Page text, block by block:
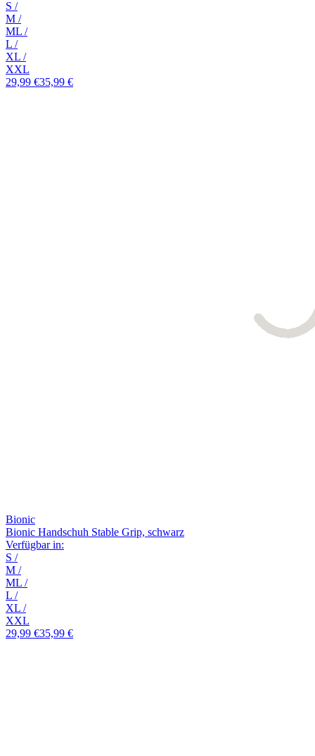
S /
M /
ML /
L /
XL /
XXL
29,99 €35,99 €
Bionic
Bionic Handschuh Stable Grip, schwarz
Verfügbar in:
S /
M /
ML /
L /
XL /
XXL
29,99 €35,99 €